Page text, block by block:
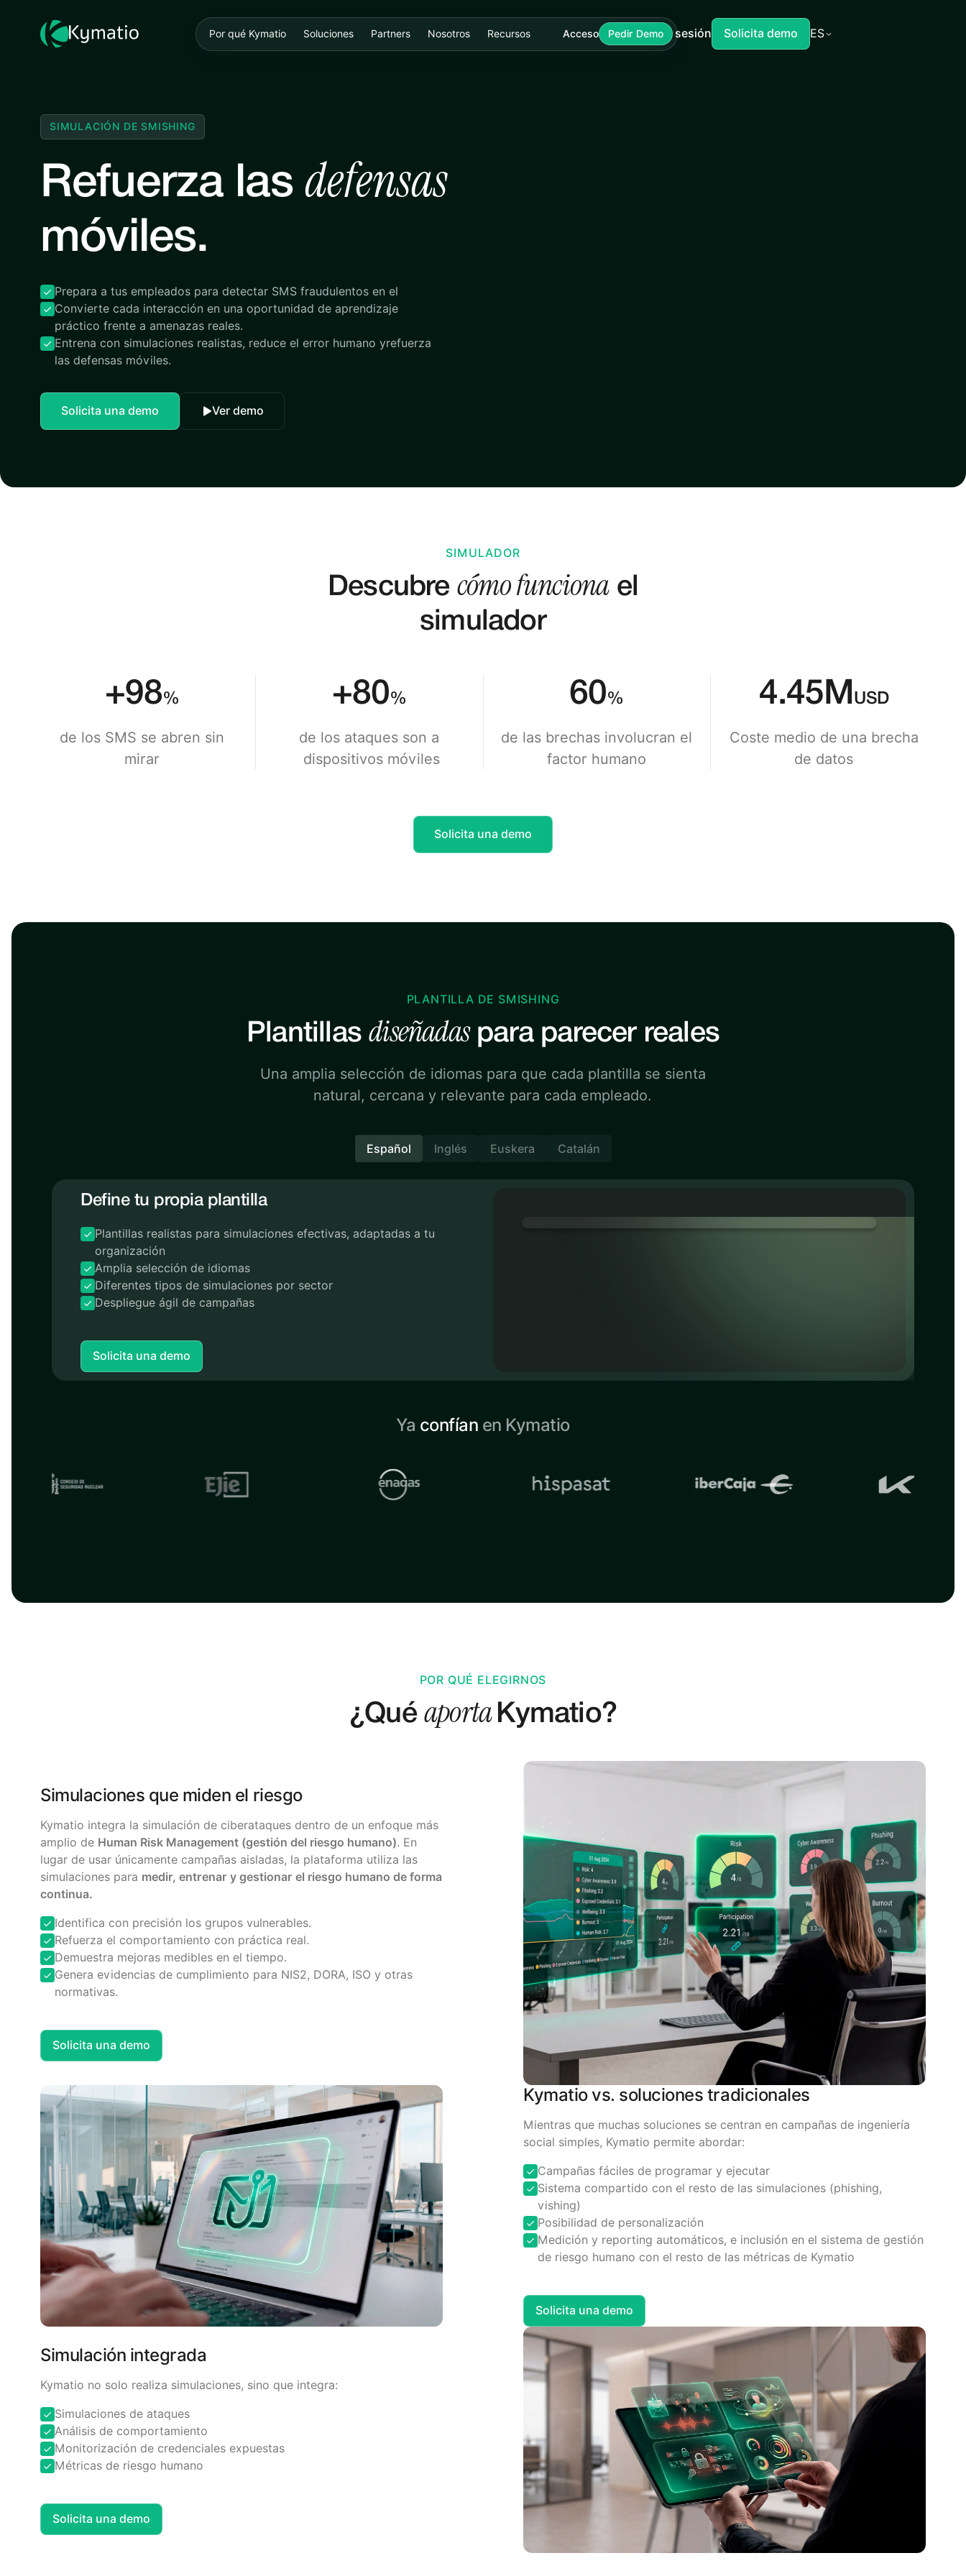
Por qué Kymatio Soluciones Partners Nosotros Recursos Acceso Pedir DemoIniciar sesión Solicita demo ES
SIMULACIÓN DE SMISHING
Refuerza lasdefensas
móviles.
Prepara a tus empleados para detectar SMS fraudulentos en el
Convierte cada interacción en una oportunidad de aprendizaje
práctico frente a amenazas reales.
Entrena con simulaciones realistas, reduce el error humano yrefuerza
las defensas móviles.
Solicita una demo Ver demo
SIMULADOR
Descubre cómo funcionael
simulador
+98%
de los SMS se abren sin
mirar
+80%
de los ataques son a
dispositivos móviles
60%
de las brechas involucran el
factor humano
4.45 M USD
Coste medio de una brecha
de datos
Solicita una demo
PLANTILLA DE SMISHING
Plantillasdiseñadaspara parecer reales
Una amplia selección de idiomas para que cada plantilla se sienta
natural, cercana y relevante para cada empleado.
Español Inglés Euskera Catalán
Define tu propia plantilla
Plantillas realistas para simulaciones efectivas, adaptadas a tu
organización
Amplia selección de idiomas
Diferentes tipos de simulaciones por sector
Despliegue ágil de campañas
Solicita una demo
Ya confían en Kymatio
POR QUÉ ELEGIRNOS
¿Qué aporta Kymatio?
Simulaciones que miden el riesgo
Kymatio integra la simulación de ciberataques dentro de un enfoque más
amplio de Human Risk Management (gestión del riesgo humano). En
lugar de usar únicamente campañas aisladas, la plataforma utiliza las
simulaciones para medir, entrenar y gestionar el riesgo humano de forma
continua.
Identifica con precisión los grupos vulnerables.
Refuerza el comportamiento con práctica real.
Demuestra mejoras medibles en el tiempo.
Genera evidencias de cumplimiento para NIS2, DORA, ISO y otras
normativas.
Solicita una demo
Kymatio vs. soluciones tradicionales
Mientras que muchas soluciones se centran en campañas de ingeniería
social simples, Kymatio permite abordar:
Campañas fáciles de programar y ejecutar
Sistema compartido con el resto de las simulaciones (phishing,
vishing)
Posibilidad de personalización
Medición y reporting automáticos, e inclusión en el sistema de gestión
de riesgo humano con el resto de las métricas de Kymatio
Solicita una demo
Simulación integrada
Kymatio no solo realiza simulaciones, sino que integra:
Simulaciones de ataques
Análisis de comportamiento
Monitorización de credenciales expuestas
Métricas de riesgo humano
Solicita una demo